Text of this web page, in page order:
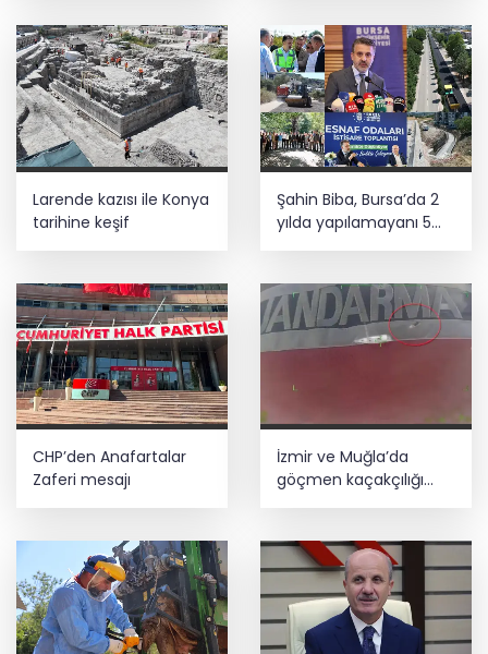
Larende kazısı ile Konya
tarihine keşif
Şahin Biba, Bursa’da 2
yılda yapılamayanı 5
CHP’den Anafartalar
Zaferi mesajı
İzmir ve Muğla’da
göçmen kaçakçılığı
yakalandı